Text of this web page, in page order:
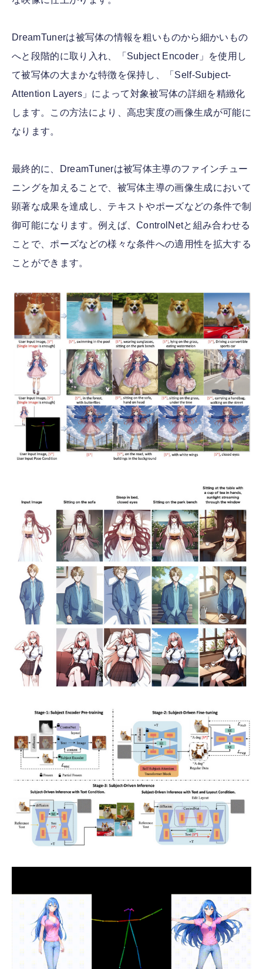
DreamTunerは被写体の情報を粗いものから細かいもの
へと段階的に取り入れ、「Subject Encoder」を使用し
て被写体の大まかな特徴を保持し、「Self-Subject-
Attention Layers」によって対象被写体の詳細を精緻化
します。この方法により、高忠実度の画像生成が可能に
なります。
最終的に、DreamTunerは被写体主導のファインチュー
ニングを加えることで、被写体主導の画像生成において
顕著な成果を達成し、テキストやポーズなどの条件で制
御可能になります。例えば、ControlNetと組み合わせる
ことで、ポーズなどの様々な条件への適用性を拡大する
ことができます。